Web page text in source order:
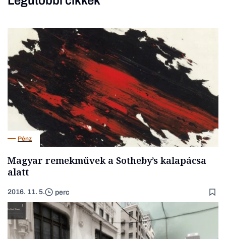
Pénz
Magyar remekművek a Sotheby’s kalapácsa
alatt
2016. 11. 5. perc